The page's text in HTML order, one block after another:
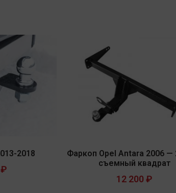
2018
₽
Фаркоп Opel Antara 2006 —
съемный квадрат
12 200 ₽